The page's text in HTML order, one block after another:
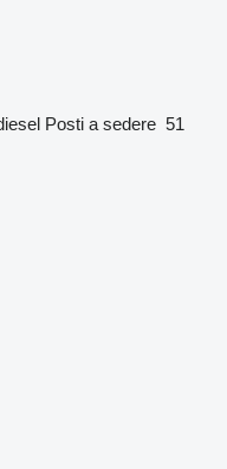
Posti a sedere 51